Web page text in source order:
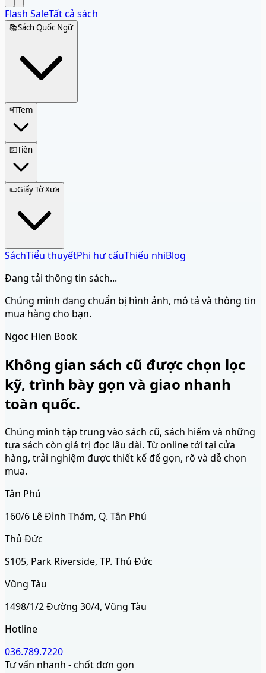
Flash SaleTất cả sách
📚Sách Quốc Ngữ
📮Tem
💵Tiền
📜Giấy Tờ Xưa
SáchTiểu thuyếtPhi hư cấuThiếu nhiBlog
Đang tải thông tin sách...
Chúng mình đang chuẩn bị hình ảnh, mô tả và thông tin
mua hàng cho bạn.
Ngoc Hien Book
Không gian sách cũ được chọn lọc
kỹ, trình bày gọn và giao nhanh
toàn quốc.
Chúng mình tập trung vào sách cũ, sách hiếm và những
tựa sách còn giá trị đọc lâu dài. Từ online tới tại cửa
hàng, trải nghiệm được thiết kế để gọn, rõ và dễ chọn
mua.
Tân Phú
160/6 Lê Đình Thám, Q. Tân Phú
Thủ Đức
S105, Park Riverside, TP. Thủ Đức
Vũng Tàu
1498/1/2 Đường 30/4, Vũng Tàu
Hotline
036.789.7220
Tư vấn nhanh - chốt đơn gọn